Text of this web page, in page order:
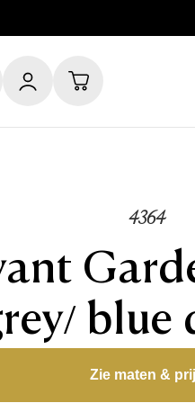
4364
blue
Zie maten &